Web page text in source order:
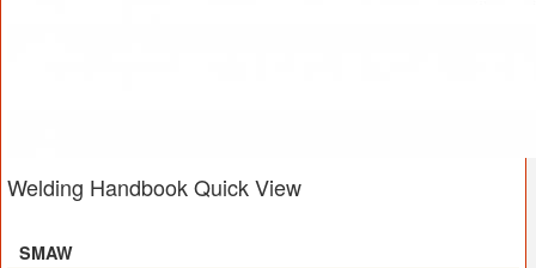
Welding Handbook Quick View
SMAW